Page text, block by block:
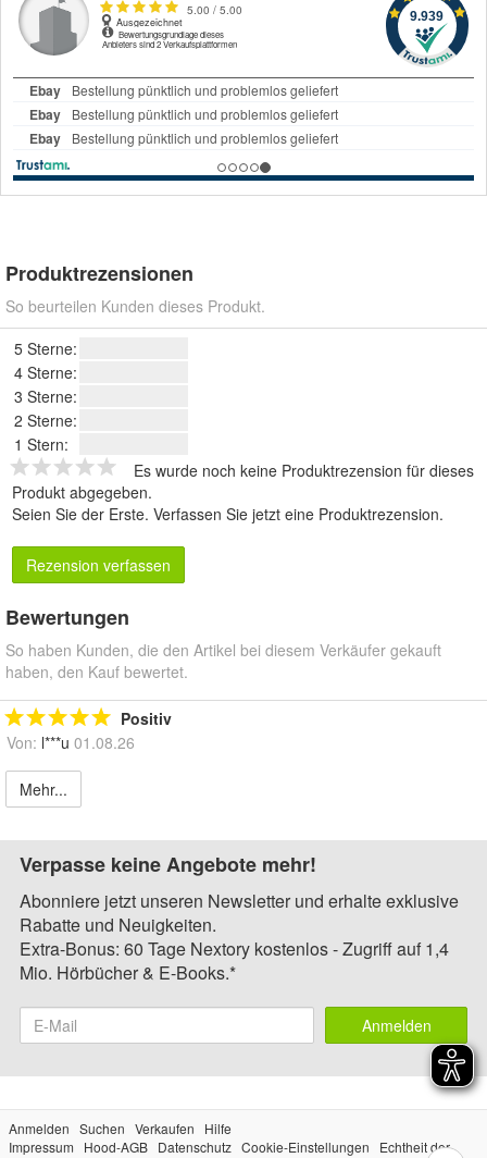
Produktrezensionen
So beurteilen Kunden dieses Produkt.
5 Sterne:
4 Sterne:
3 Sterne:
2 Sterne:
1 Stern:
Es wurde noch keine Produktrezension für dieses
Produkt abgegeben.
Seien Sie der Erste. Verfassen Sie jetzt eine Produktrezension.
Rezension verfassen
Bewertungen
So haben Kunden, die den Artikel bei diesem Verkäufer gekauft
haben, den Kauf bewertet.
Positiv
Von: l***u 01.08.26
Mehr...
Verpasse keine Angebote mehr!
Abonniere jetzt unseren Newsletter und erhalte exklusive
Rabatte und Neuigkeiten.
Extra-Bonus: 60 Tage Nextory kostenlos - Zugriff auf 1,4
Mio. Hörbücher & E-Books.*
Anmelden
Anmelden Suchen Verkaufen
Hilfe
Impressum
Hood-AGB Datenschutz Cookie-Einstellungen
Echtheit der